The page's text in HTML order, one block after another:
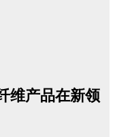
维产品在新领